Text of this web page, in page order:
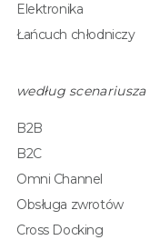
Elektronika
Łańcuch chłodniczy
według scenariusza
B2B
B2C
Omni Channel
Obsługa zwrotów
Cross Docking